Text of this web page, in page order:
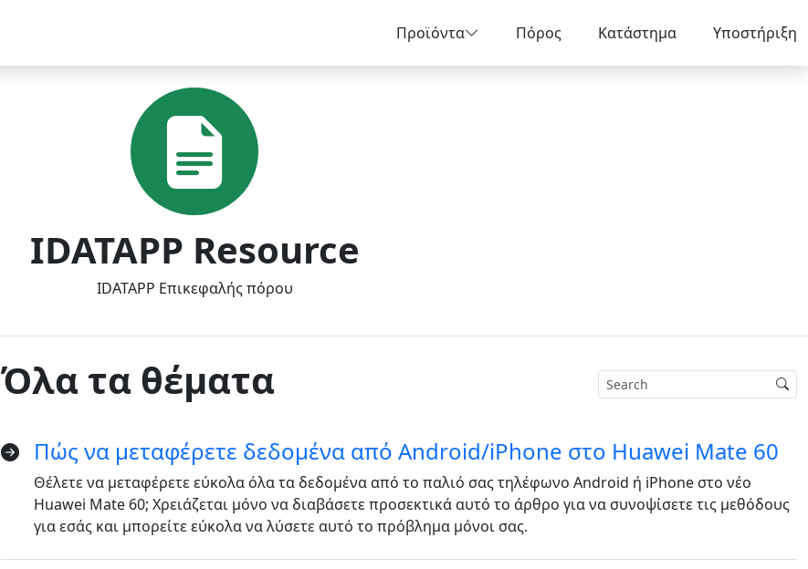
Προϊόντα Πόρος Κατάστημα Υποστήριξη
IDATAPP Resource
IDATAPP Επικεφαλής πόρου
Όλα τα θέματα
Πώς να μεταφέρετε δεδομένα από Android/iPhone στο Huawei Mate 60
Θέλετε να μεταφέρετε εύκολα όλα τα δεδομένα από το παλιό σας τηλέφωνο Android ή iPhone στο νέο
Huawei Mate 60; Χρειάζεται μόνο να διαβάσετε προσεκτικά αυτό το άρθρο για να συνοψίσετε τις μεθόδους
για εσάς και μπορείτε εύκολα να λύσετε αυτό το πρόβλημα μόνοι σας.